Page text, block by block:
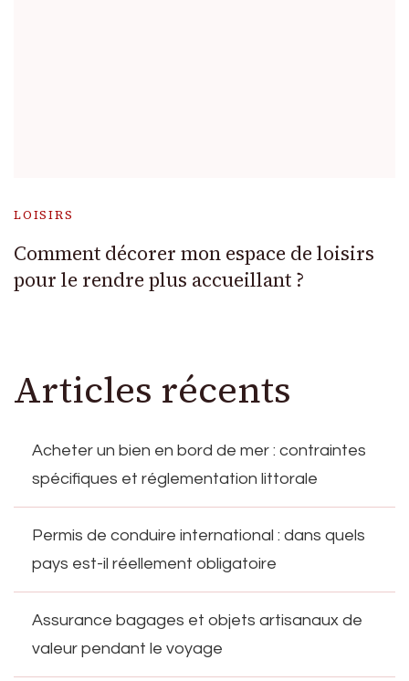
LOISIRS
Comment décorer mon espace de loisirs
pour le rendre plus accueillant ?
Articles récents
Acheter un bien en bord de mer : contraintes
spécifiques et réglementation littorale
Permis de conduire international : dans quels
pays est-il réellement obligatoire
Assurance bagages et objets artisanaux de
valeur pendant le voyage